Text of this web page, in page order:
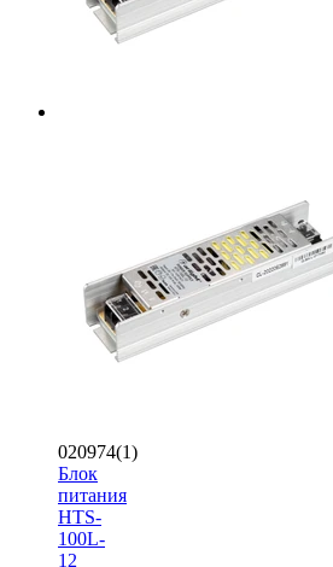
020974(1)
Блок
питания
HTS-
100L-
12